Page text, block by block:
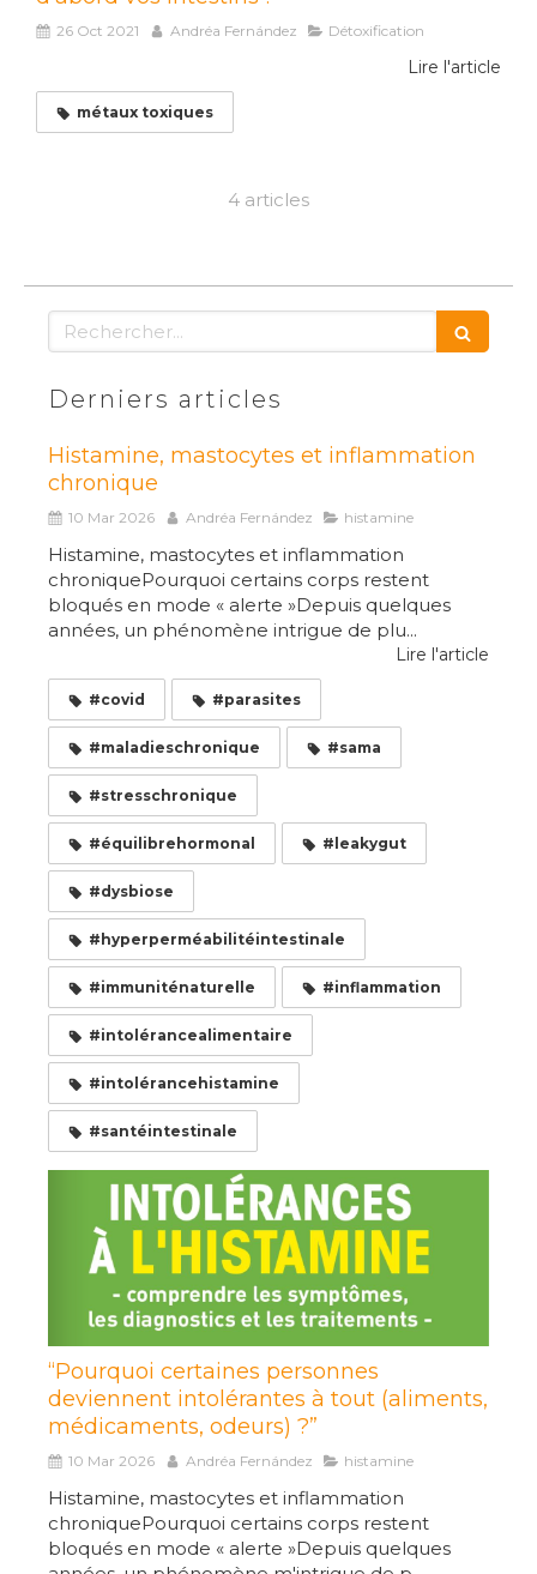
26 Oct 2021 Andréa Fernández Détoxification
Lire l'article
métaux toxiques
4 articles
Rechercher
Derniers articles
Histamine, mastocytes et inflammation
chronique
10 Mar 2026 Andréa Fernández histamine
Histamine, mastocytes et inflammation
chroniquePourquoi certains corps restent
bloqués en mode « alerte »Depuis quelques
années, un phénomène intrigue de plu...
Lire l'article
#covid #parasites
#maladieschronique #sama
#stresschronique
#équilibrehormonal #leakygut
#dysbiose
#hyperperméabilitéintestinale
#immuniténaturelle #inflammation
#intolérancealimentaire
#intolérancehistamine
#santéintestinale
“Pourquoi certaines personnes
deviennent intolérantes à tout (aliments,
médicaments, odeurs) ?”
10 Mar 2026 Andréa Fernández histamine
Histamine, mastocytes et inflammation
chroniquePourquoi certains corps restent
bloqués en mode « alerte »Depuis quelques